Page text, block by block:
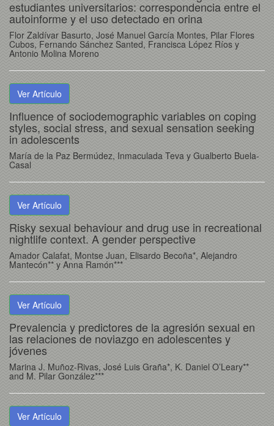
estudiantes universitarios: correspondencia entre el
autoinforme y el uso detectado en orina
Flor Zaldívar Basurto, José Manuel García Montes, Pilar Flores
Cubos, Fernando Sánchez Santed, Francisca López Ríos y
Antonio Molina Moreno
Ver Artículo
Influence of sociodemographic variables on coping
styles, social stress, and sexual sensation seeking
in adolescents
María de la Paz Bermúdez, Inmaculada Teva y Gualberto Buela-
Casal
Ver Artículo
Risky sexual behaviour and drug use in recreational
nightlife context. A gender perspective
Amador Calafat, Montse Juan, Elisardo Becoña*, Alejandro
Mantecón** y Anna Ramón***
Ver Artículo
Prevalencia y predictores de la agresión sexual en
las relaciones de noviazgo en adolescentes y
jóvenes
Marina J. Muñoz-Rivas, José Luis Graña*, K. Daniel O’Leary**
and M. Pilar González***
Ver Artículo